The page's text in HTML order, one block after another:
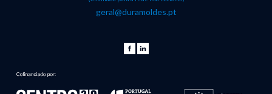
geral@duramoldes.pt